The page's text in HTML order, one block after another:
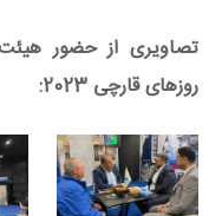
تصاویری از حضور
روزهای قارچی 2023: